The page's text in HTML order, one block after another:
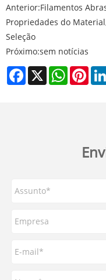
Anterior:Filamentos
Propriedades do
Seleção
Próximo:sem notícias
Facebook
X WhatsApp